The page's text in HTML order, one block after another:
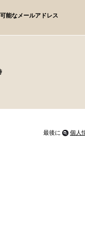
能なメールアドレス
最後に 個人